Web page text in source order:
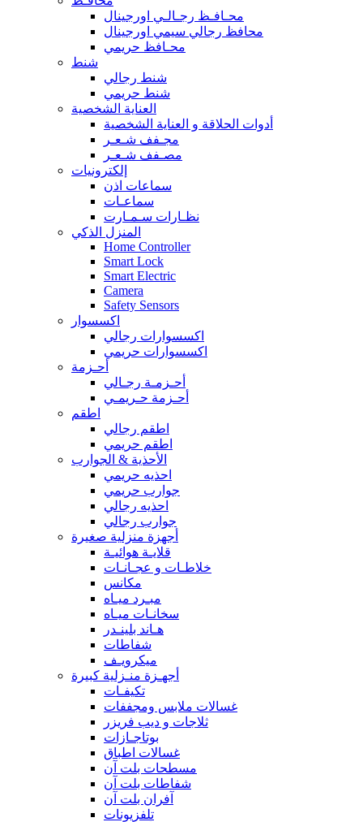
محـافـظ رجـالـي اورجينال
محافظ رجالي سيمي اورجينال
محـافظ حريمي
شنط
شنط رجالي
شنط حريمي
العناية الشخصية
أدوات الحلاقة و العناية الشخصية
مجـفف شـعـر
مصـفف شـعـر
إلكترونيات
سماعات اذن
سماعـات
نظـارات سـمـارت
المنزل الذكي
Home Controller
Smart Lock
Smart Electric
Camera
Safety Sensors
اكسسوار
اكسسوارات رجالي
اكسسوارات حريمي
أحـزمة
أحـزمـة رجـالي
أحـزمة حـريمـي
اطقم
اطقم رجالي
اطقم حريمي
الأحذية & الجوارب
احذيه حريمي
جوارب حريمي
احذيه رجالي
جوارب رجالي
أجهزة منزلية صغيرة
قلايـة هوائيـة
خلاطـات و عجـانـات
مكانس
مبـرد ميـاه
سخانـات ميـاه
هـاند بلينـدر
شفاطات
ميكرويـف
أجهـزة منـزلية كبيرة
تكيفـات
غسالات ملابس ومجففات
ثلاجات و ديب فريزر
بوتاجـازات
غسالات اطباق
مسطحات بلت آن
شفاطات بلت آن
آفران بلت آن
تلفزيونات